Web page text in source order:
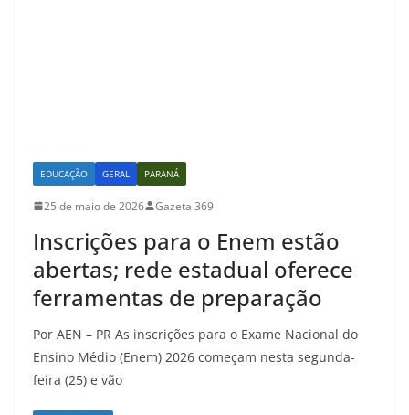
EDUCAÇÃO GERAL PARANÁ
25 de maio de 2026 Gazeta 369
Inscrições para o Enem estão
abertas; rede estadual oferece
ferramentas de preparação
Por AEN – PR As inscrições para o Exame Nacional do
Ensino Médio (Enem) 2026 começam nesta segunda-
feira (25) e vão